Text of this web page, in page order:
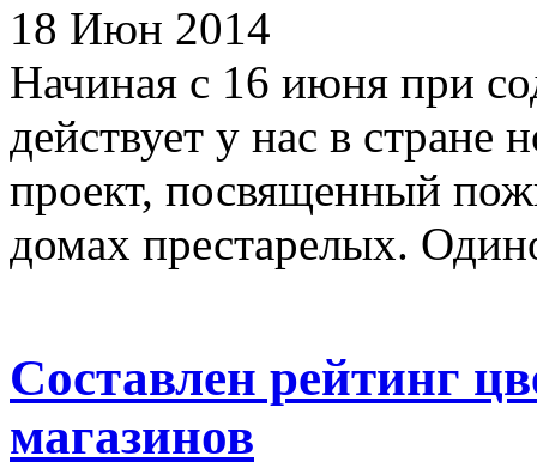
18 Июн 2014
Начиная с 16 июня при
действует у нас в стране
проект, посвященный
домах престарелых.
Составлен рейтинг
магазинов